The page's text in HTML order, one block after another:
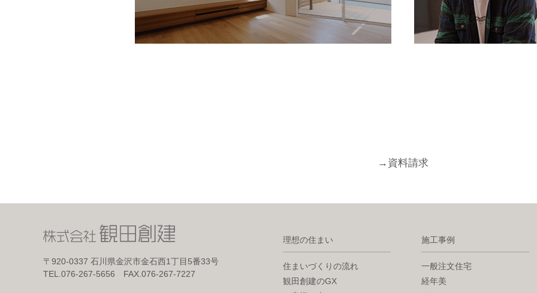
→ 資料請求
〒920-0337 石川県金沢市金石西1丁目5番33号
TEL.076-267-5656 FAX.076-267-7227
理想の住まい
住まいづくりの流れ
観田創建のGX
施工事例
一般注文住宅
経年美